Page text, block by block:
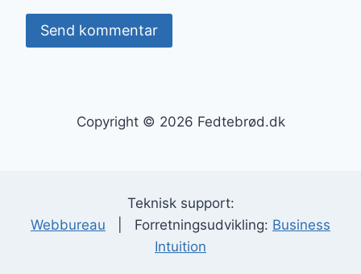
Copyright © 2026 Fedtebrød.dk
Teknisk support:
Webbureau | Forretningsudvikling: Business
Intuition